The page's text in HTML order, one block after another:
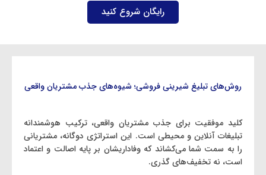
رایگان شروع کنید
روش‌های تبلیغ شیرینی ‌فروشی؛ شیوه‌های جذب مشتریان واقعی
کلید موفقیت برای جذب مشتریان واقعی، ترکیب هوشمندانه‌
تبلیغات آنلاین و محیطی است. این استراتژی دوگانه، مشتریانی
را به سمت شما می‌کشاند که وفاداریشان بر پایه اصالت و اعتماد
است، نه تخفیف‌های گذری.